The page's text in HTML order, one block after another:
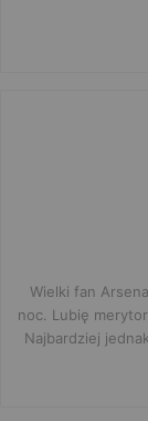
Wielki fan
noc. Lubię
Najbardziej